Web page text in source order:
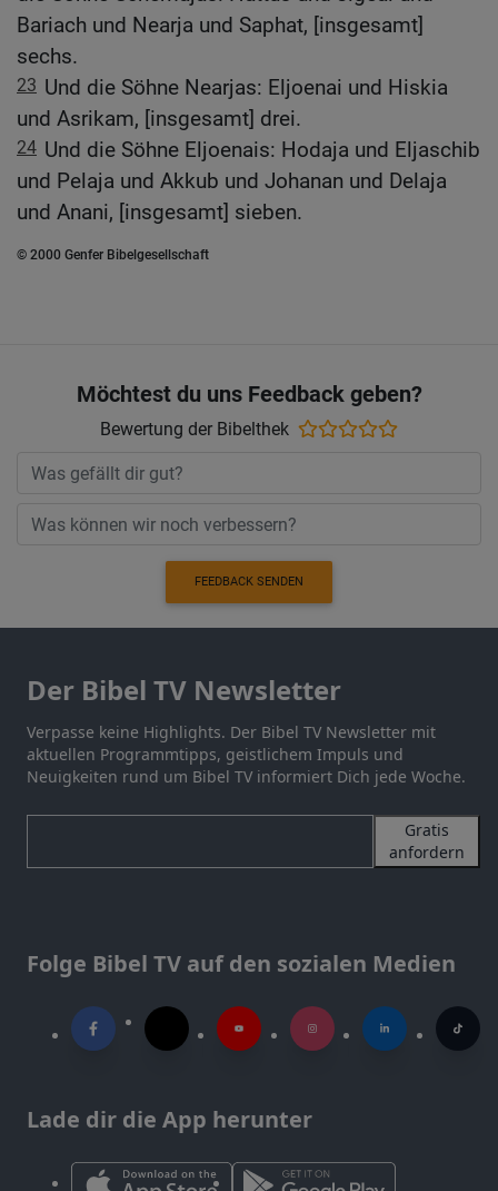
Bariach und Nearja und Saphat, [insgesamt]
sechs.
23 Und die Söhne Nearjas: Eljoenai und Hiskia
und Asrikam, [insgesamt] drei.
24 Und die Söhne Eljoenais: Hodaja und Eljaschib
und Pelaja und Akkub und Johanan und Delaja
und Anani, [insgesamt] sieben.
© 2000 Genfer Bibelgesellschaft
Möchtest du uns Feedback geben?
Bewertung der Bibelthek
FEEDBACK SENDEN
Der Bibel TV Newsletter
Verpasse keine Highlights. Der Bibel TV Newsletter mit
aktuellen Programmtipps, geistlichem Impuls und
Neuigkeiten rund um Bibel TV informiert Dich jede Woche.
Gratis
anfordern
Folge Bibel TV auf den sozialen Medien
Lade dir die App herunter